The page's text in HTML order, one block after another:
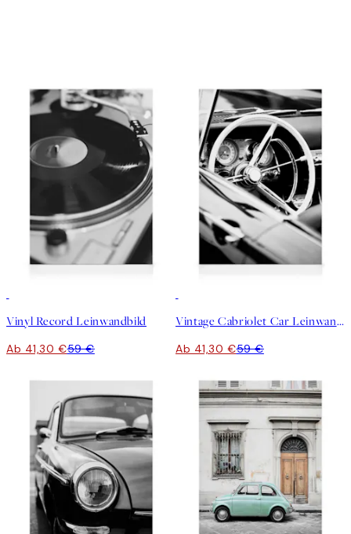
Vinyl Record Leinwandbild
Ab 41,30 €59 €
Vintage Cabriolet Car Leinwandbild
Ab 41,30 €59 €